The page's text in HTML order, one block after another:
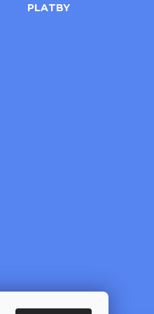
PLATBY